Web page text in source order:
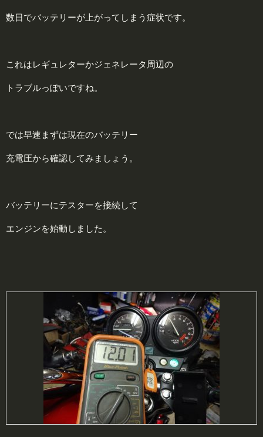
数日でバッテリーが上がってしまう症状です。
これはレギュレターかジェネレータ周辺の
トラブルっぽいですね。
では早速まずは現在のバッテリー
充電圧から確認してみましょう。
バッテリーにテスターを接続して
エンジンを始動しました。